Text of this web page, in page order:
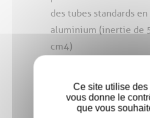
des tubes standards
aluminium (inertie de
cm4)
Assemblage
Ce site utilise
vous donne le
que vous